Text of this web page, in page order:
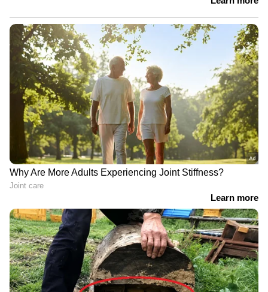
ഇന്ത്യയിലെയും ലോകമെമ്പാടുമുള്ള എല്ലാ
International Newsഅറിയാൻ എപ്പോഴും
ഏഷ്യാനെറ്റ് ന്യൂസ് വാർത്തകൾ.
Malayalam
Live Newsതത്സമയ അപ്‌ഡേറ്റുകളും
ആഴത്തിലുള്ള വിശകലനവും സമഗ്രമായ
റിപ്പോർട്ടിംഗും — എല്ലാം ഒരൊറ്റ സ്ഥലത്ത്.
ഏത് സമയത്തും, എവിടെയും
വിശ്വസനീയമായ വാർത്തകൾ ലഭിക്കാൻ
Asianet News Malayalam
ABOUT THE AUTHOR